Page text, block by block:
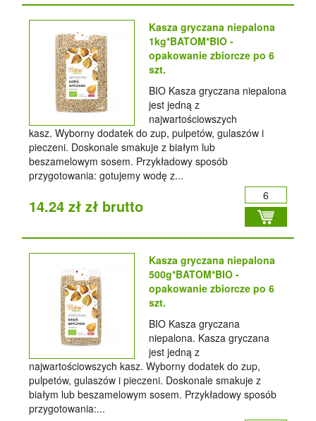
Kasza gryczana niepalona
1kg*BATOM*BIO -
opakowanie zbiorcze po 6
szt.
BIO Kasza gryczana niepalona
jest jedną z
najwartościowszych
kasz. Wyborny dodatek do zup, pulpetów, gulaszów i
pieczeni. Doskonale smakuje z białym lub
beszamelowym sosem. Przykładowy sposób
przygotowania: gotujemy wodę z...
14.24 zł zł brutto
Kasza gryczana niepalona
500g*BATOM*BIO -
opakowanie zbiorcze po 6
szt.
BIO Kasza gryczana
niepalona. Kasza gryczana
jest jedną z
najwartościowszych kasz. Wyborny dodatek do zup,
pulpetów, gulaszów i pieczeni. Doskonale smakuje z
białym lub beszamelowym sosem. Przykładowy sposób
przygotowania:...